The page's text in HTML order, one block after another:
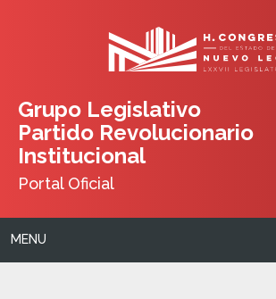
Grupo Legislativo
Partido Revolucionario
Institucional
Portal Oficial
MENU